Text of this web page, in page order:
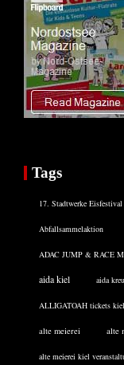
Tags
17. Stadtwerke Eisfestival
Abfallsammelaktion
ADAC JUMP & RACE
aida kiel aida
ALLIGATOAH tickets kiel
alte meierei alte
alte meierei kiel